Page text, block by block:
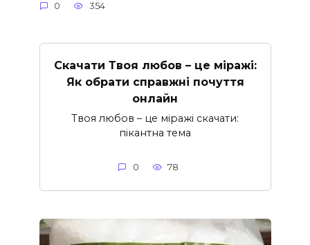
0 354
Скачати Твоя любов – це міражі:
Як обрати справжні почуття
онлайн
Твоя любов – це міражі скачати:
пікантна тема
0 78